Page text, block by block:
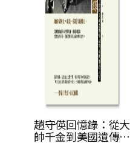
楊聯陞與繆鉞、錢穆
往來書劄